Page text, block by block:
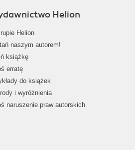
Helion
Helion
naszym autorem!
książkę
erratę
do książek
i wyróżnienia
naruszenie praw autorskich